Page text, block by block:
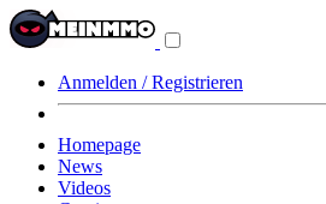
Anmelden / Registrieren
Homepage
News
Videos